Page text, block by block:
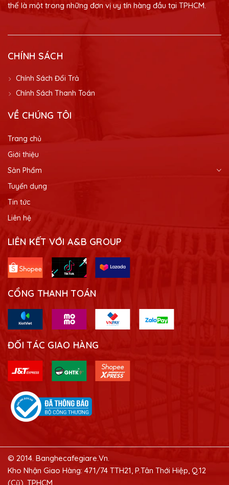
thế là một trong những đơn vị uy tín hàng đầu tại TPHCM.
CHÍNH SÁCH
Chính Sách Đổi Trả
Chính Sách Thanh Toán
VỀ CHÚNG TÔI
Trang chủ
Giới thiệu
Sản Phẩm
Tuyển dụng
Tin tức
Liên hệ
LIÊN KẾT VỚI A&B GROUP
CỔNG THANH TOÁN
ĐỐI TÁC GIAO HÀNG
© 2014. Banghecafegiare.Vn.
Kho Nhận Giao Hàng: 471/74 TTH21, P.Tân Thới Hiệp, Q.12
(Cũ), TPHCM